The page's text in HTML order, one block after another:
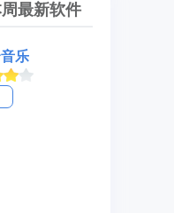
最新软件
乐